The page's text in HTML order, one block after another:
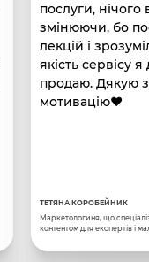
послуги, нічого
змінюючи, бо
лекцій і
якість сервісу
продаю. Дякую
мотивацію❤️
ТЕТЯНА КОРОБЕЙНИК
Маркетологиня, що
контентом для експертів і